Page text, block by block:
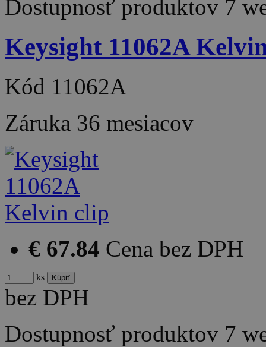
Dostupnosť produktov 7
Keysight 11062A
Kód 11062A
Záruka 36 mesiacov
€ 67.84 Cena bez DPH
ks
bez DPH
Dostupnosť produktov 7